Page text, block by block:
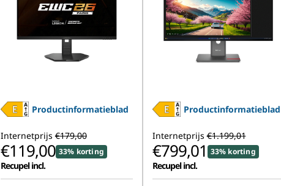
Productinformatieblad
Internetprijs €179,00
€119,00 33% korting
Recupel incl.
Productinformatieblad
Internetprijs €1.199,01
€799,01 33% korting
Recupel incl.